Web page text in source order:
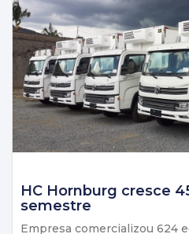
HC Hornburg cresce
semestre
Empresa comercializou 624